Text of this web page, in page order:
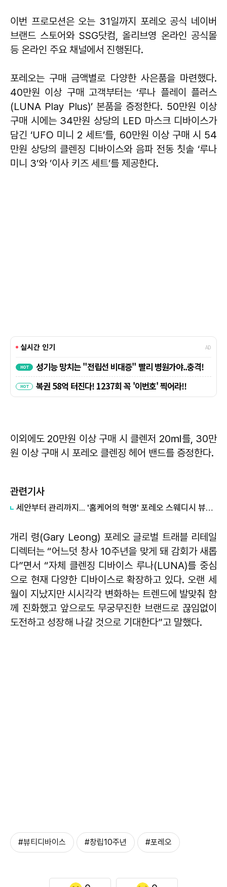
이번 프로모션은 오는 31일까지 포레오 공식 네이버
브랜드 스토어와 SSG닷컴, 올리브영 온라인 공식몰
등 온라인 주요 채널에서 진행된다.
포레오는 구매 금액별로 다양한 사은품을 마련했다.
40만원 이상 구매 고객부터는 ‘루나 플레이 플러스
(LUNA Play Plus)’ 본품을 증정한다. 50만원 이상
구매 시에는 34만원 상당의 LED 마스크 디바이스가
담긴 ‘UFO 미니 2 세트’를, 60만원 이상 구매 시 54
만원 상당의 클렌징 디바이스와 음파 전동 칫솔 ‘루나
미니 3’와 ’이사 키즈 세트’를 제공한다.
이외에도 20만원 이상 구매 시 클렌저 20㎖를, 30만
원 이상 구매 시 포레오 클렌징 헤어 밴드를 증정한다.
관련기사
세안부터 관리까지... '홈케어의 혁명' 포레오 스웨디시 뷰티 루틴
개리 령(Gary Leong) 포레오 글로벌 트래블 리테일
디렉터는 “어느덧 창사 10주년을 맞게 돼 감회가 새롭
다”면서 “자체 클렌징 디바이스 루나(LUNA)를 중심
으로 현재 다양한 디바이스로 확장하고 있다. 오랜 세
월이 지났지만 시시각각 변화하는 트렌드에 발맞춰 함
께 진화했고 앞으로도 무궁무진한 브랜드로 끊임없이
도전하고 성장해 나갈 것으로 기대한다”고 말했다.
#뷰티디바이스 #창립10주년 #포레오